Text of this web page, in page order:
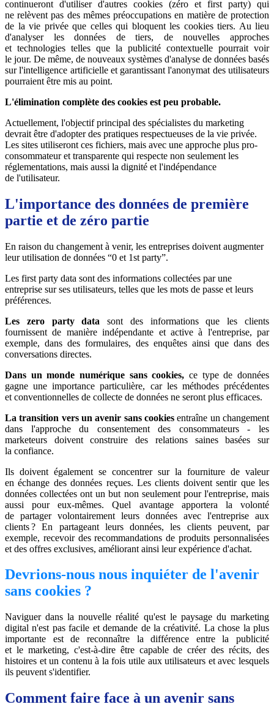
continueront d'utiliser d'autres cookies (zéro et first party) qui
ne relèvent pas des mêmes préoccupations en matière de protection
de la vie privée que celles qui bloquent les cookies tiers. Au lieu
d'analyser les données de tiers, de nouvelles approches
et technologies telles que la publicité contextuelle pourrait voir
le jour. De même, de nouveaux systèmes d'analyse de données basés
sur l'intelligence artificielle et garantissant l'anonymat des utilisateurs
pourraient être mis au point.
L'élimination complète des cookies est peu probable.
Actuellement, l'objectif principal des spécialistes du marketing
devrait être d'adopter des pratiques respectueuses de la vie privée.
Les sites utiliseront ces fichiers, mais avec une approche plus pro-
consommateur et transparente qui respecte non seulement les
réglementations, mais aussi la dignité et l'indépendance
de l'utilisateur.
L'importance des données de première
partie et de zéro partie
En raison du changement à venir, les entreprises doivent augmenter
leur utilisation de données “0 et 1st party”.
Les first party data sont des informations collectées par une
entreprise sur ses utilisateurs, telles que les mots de passe et leurs
préférences.
Les zero party data sont des informations que les clients
fournissent de manière indépendante et active à l'entreprise, par
exemple, dans des formulaires, des enquêtes ainsi que dans des
conversations directes.
Dans un monde numérique sans cookies, ce type de données
gagne une importance particulière, car les méthodes précédentes
et conventionnelles de collecte de données ne seront plus efficaces.
La transition vers un avenir sans cookies entraîne un changement
dans l'approche du consentement des consommateurs - les
marketeurs doivent construire des relations saines basées sur
la confiance.
Ils doivent également se concentrer sur la fourniture de valeur
en échange des données reçues. Les clients doivent sentir que les
données collectées ont un but non seulement pour l'entreprise, mais
aussi pour eux-mêmes. Quel avantage apportera la volonté
de partager volontairement leurs données avec l'entreprise aux
clients ? En partageant leurs données, les clients peuvent, par
exemple, recevoir des recommandations de produits personnalisées
et des offres exclusives, améliorant ainsi leur expérience d'achat.
Devrions-nous nous inquiéter de l'avenir
sans cookies ?
Naviguer dans la nouvelle réalité qu'est le paysage du marketing
digital n'est pas facile et demande de la créativité. La chose la plus
importante est de reconnaître la différence entre la publicité
et le marketing, c'est-à-dire être capable de créer des récits, des
histoires et un contenu à la fois utile aux utilisateurs et avec lesquels
ils peuvent s'identifier.
Comment faire face à un avenir sans